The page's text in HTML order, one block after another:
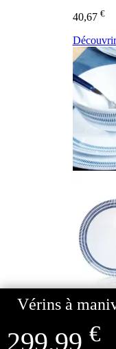
40,67 €
Découvrir
- 22%
Lot de
Vérins à
299,99 €